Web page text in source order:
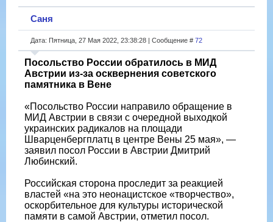
Саня
Дата: Пятница, 27 Мая 2022, 23:38:28 | Сообщение # 72
Посольство России обратилось в МИД
Австрии из-за осквернения советского
памятника в Вене
«Посольство России направило обращение в
МИД Австрии в связи с очередной выходкой
украинских радикалов на площади
Шварценбергплатц в центре Вены 25 мая», —
заявил посол России в Австрии Дмитрий
Любинский.
Российская сторона проследит за реакцией
властей «на это неонацистское «творчество»,
оскорбительное для культуры исторической
памяти в самой Австрии, отметил посол.